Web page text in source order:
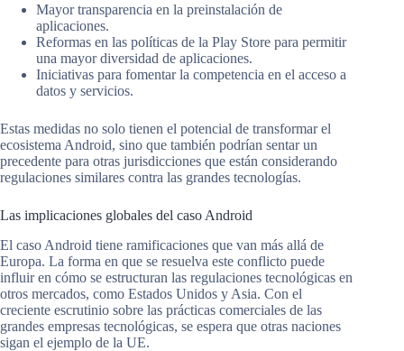
Mayor transparencia en la preinstalación de
aplicaciones.
Reformas en las políticas de la Play Store para permitir
una mayor diversidad de aplicaciones.
Iniciativas para fomentar la competencia en el acceso a
datos y servicios.
Estas medidas no solo tienen el potencial de transformar el
ecosistema Android, sino que también podrían sentar un
precedente para otras jurisdicciones que están considerando
regulaciones similares contra las grandes tecnologías.
Las implicaciones globales del caso Android
El caso Android tiene ramificaciones que van más allá de
Europa. La forma en que se resuelva este conflicto puede
influir en cómo se estructuran las regulaciones tecnológicas en
otros mercados, como Estados Unidos y Asia. Con el
creciente escrutinio sobre las prácticas comerciales de las
grandes empresas tecnológicas, se espera que otras naciones
sigan el ejemplo de la UE.